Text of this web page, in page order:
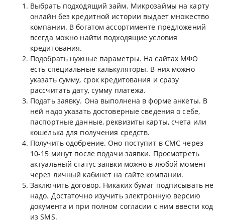
Выбрать подходящий займ. Микрозаймы на карту
онлайн без кредитной истории выдает множество
компании. В богатом ассортименте предложений
всегда можно найти подходящие условия
кредитования.
Подобрать нужные параметры. На сайтах МФО
есть специальные калькуляторы. В них можно
указать сумму, срок кредитования и сразу
рассчитать дату, сумму платежа.
Подать заявку. Она выполнена в форме анкеты. В
ней надо указать достоверные сведения о себе,
паспортные данные, реквизиты карты, счета или
кошелька для получения средств.
Получить одобрение. Оно поступит в СМС через
10-15 минут после подачи заявки. Просмотреть
актуальный статус заявки можно в любой момент
через личный кабинет на сайте компании.
Заключить договор. Никаких бумаг подписывать не
надо. Достаточно изучить электронную версию
документа и при полном согласии с ним ввести код
из SMS.